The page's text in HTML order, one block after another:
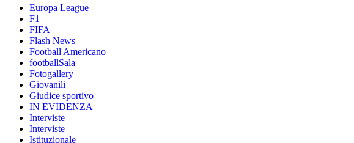
Europa League
F1
FIFA
Flash News
Football Americano
footballSala
Fotogallery
Giovanili
Giudice sportivo
IN EVIDENZA
Interviste
Interviste
Istituzionale